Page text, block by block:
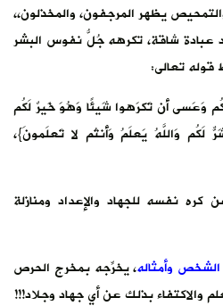
يظهر المرجفون، والمخذلون،،
عبادة شاقة، تكرهه جُلُّ نفوس البشر
قوله تعالى:
وَعَسى أَن تَكرَهوا شَيئًا وَهُوَ خَيرٌ لَكُم
وَاللَّهُ يَعلَمُ وَأَنتُم لا تَعلَمونَ}،
نفسه للجهاد والإعداد ومنازلة
وأمثاله، يخرِّجه بمخرج الحرص
والاكتفاء بذلك عن أي جهاد وجلاد!!!